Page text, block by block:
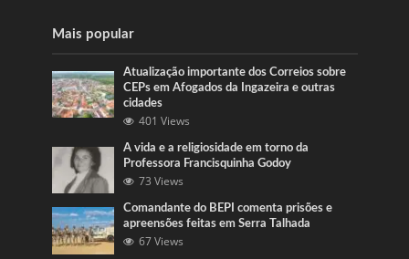
Mais popular
Atualização importante dos Correios sobre
CEPs em Afogados da Ingazeira e outras
cidades
401 Views
A vida e a religiosidade em torno da
Professora Francisquinha Godoy
73 Views
Comandante do BEPI comenta prisões e
apreensões feitas em Serra Talhada
67 Views